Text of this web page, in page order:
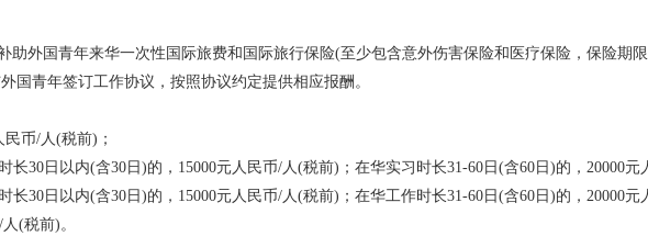
助外国青年来华一次性国际旅费和国际旅行保险(至少包含意外伤害保险和医疗保险，保险期
国青年签订工作协议，按照协议约定提供相应报酬。
币/人(税前)；
长30日以内(含30日)的，15000元人民币/人(税前)；在华实习时长31-60日(含60日)的，20000
长30日以内(含30日)的，15000元人民币/人(税前)；在华工作时长31-60日(含60日)的，20000
(税前)。